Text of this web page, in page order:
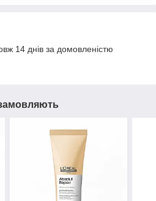
14 днів за домовленістю